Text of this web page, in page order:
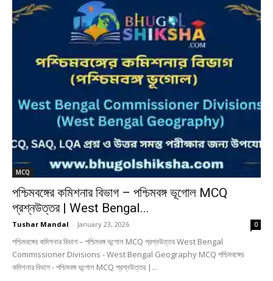
MCQ
পশ্চিমবঙ্গের কমিশনার বিভাগ – পশ্চিমবঙ্গ ভূগোল MCQ
প্রশ্নউত্তর | West Bengal...
Tushar Mandal - January 23, 2026 0
পশ্চিমবঙ্গের কমিশনার বিভাগ – পশ্চিমবঙ্গ ভূগোল MCQ প্রশ্নউত্তর West Bengal
Commissioner Divisions - West Bengal Geography MCQ পশ্চিমবঙ্গের
কমিশনার বিভাগ - পশ্চিমবঙ্গ ভূগোল MCQ প্রশ্নউত্তর |...